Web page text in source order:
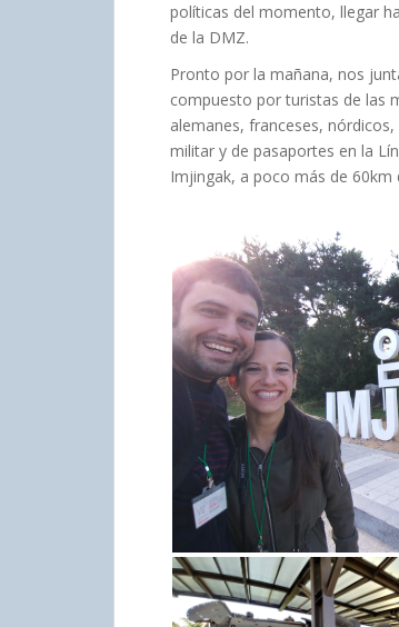
políticas del momento, llegar
de la DMZ.
Pronto por la mañana, nos
compuesto por turistas de las
alemanes, franceses,
militar y de pasaportes en la
Imjingak, a poco más de 60km